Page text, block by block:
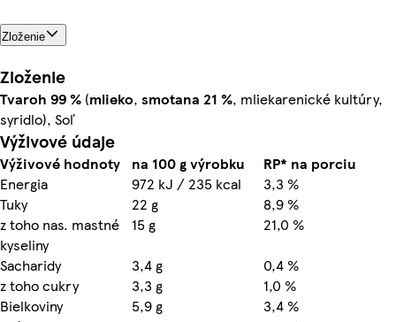
Zloženie
Zloženie
Tvaroh 99 % (mlieko, smotana 21 %, mliekarenické kultúry,
syridlo), Soľ
Výživové údaje
Výživové hodnoty na 100 g výrobku
RP* na porciu
Energia
972 kJ / 235 kcal
3,3 %
Tuky
22 g
8,9 %
z toho nas. mastné
kyseliny
15 g
21,0 %
Sacharidy
3,4 g
0,4 %
z toho cukry
3,3 g
1,0 %
Bielkoviny
5,9 g
3,4 %